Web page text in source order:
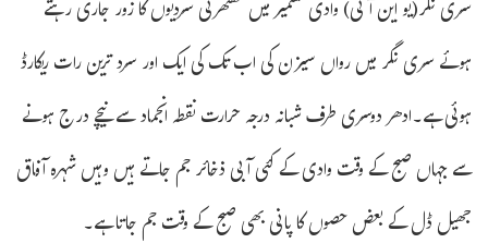
سری نگر(یو این آئی) وادی کشمیر میں ٹھٹھرتی سردیوں کا زور جاری رہتے
ہوئے سری نگر میں رواں سیزن کی اب تک کی ایک اور سرد ترین رات ریکارڈ
ہوئی ہے۔ادھر دوسری طرف شبانہ درجہ حرارت نقطہ انجماد سے نیچے درج ہونے
سے جہاں صبح کے وقت وادی کے کئی آبی ذخائر جم جاتے ہیں وہیں شہرہ آفاق
جھیل ڈل کے بعض حصوں کا پانی بھی صبح کے وقت جم جاتا ہے۔